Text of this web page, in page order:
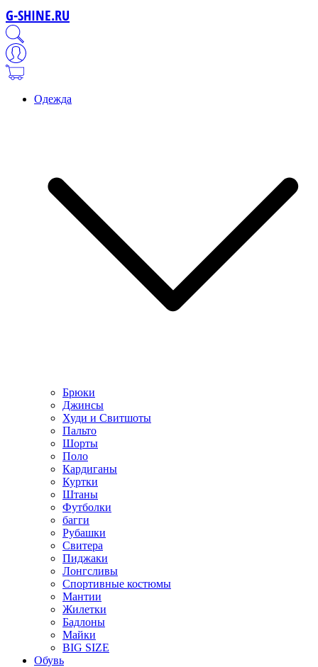
G-SHINE.RU
Одежда
Брюки
Джинсы
Худи и Свитшоты
Пальто
Шорты
Поло
Кардиганы
Куртки
Штаны
Футболки
багги
Рубашки
Свитера
Пиджаки
Лонгсливы
Спортивные костюмы
Мантии
Жилетки
Бадлоны
Майки
BIG SIZE
Обувь